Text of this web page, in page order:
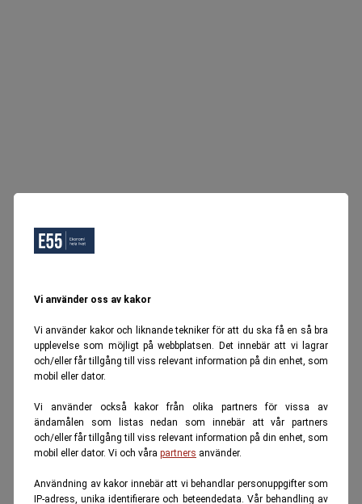
Vi använder oss av kakor
Vi använder kakor och liknande tekniker för att du ska få en så bra
upplevelse som möjligt på webbplatsen. Det innebär att vi lagrar
och/eller får tillgång till viss relevant information på din enhet, som
mobil eller dator.
Vi använder också kakor från olika partners för vissa av
ändamålen som listas nedan som innebär att vår partners
och/eller får tillgång till viss relevant information på din enhet, som
mobil eller dator. Vi och våra partners använder.
Användning av kakor innebär att vi behandlar personuppgifter som
IP-adress, unika identifierare och beteendedata. Vår behandling av